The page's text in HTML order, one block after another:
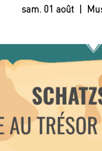
sam. 01 août
  |